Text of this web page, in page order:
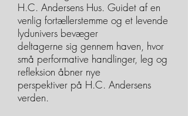
H.C. Andersens Hus. Guidet af en
venlig fortællerstemme og et levende
lydunivers bevæger
deltagerne sig gennem haven, hvor
små performative handlinger, leg og
refleksion åbner nye
perspektiver på H.C. Andersens
verden.